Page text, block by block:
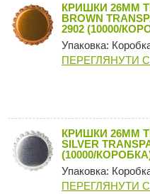
КРИШКИ 26MM
BROWN
2902 (10000/
Упаковка:
ПЕРЕГЛЯНУТИ
КРИШКИ 26MM
SILVER
(10000/
Упаковка:
ПЕРЕГЛЯНУТИ